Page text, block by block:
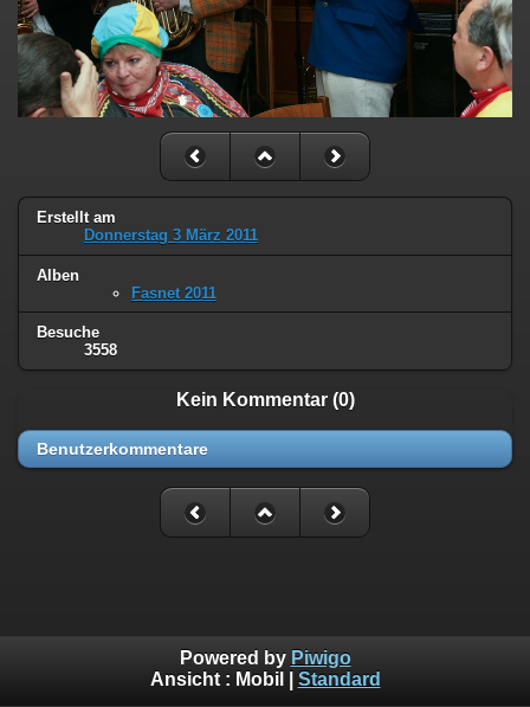
Erstellt am
Donnerstag 3 März 2011
Alben
Fasnet 2011
Besuche
3558
Kein Kommentar (0)
Benutzerkommentare
Powered by Piwigo
Ansicht : Mobil Standard